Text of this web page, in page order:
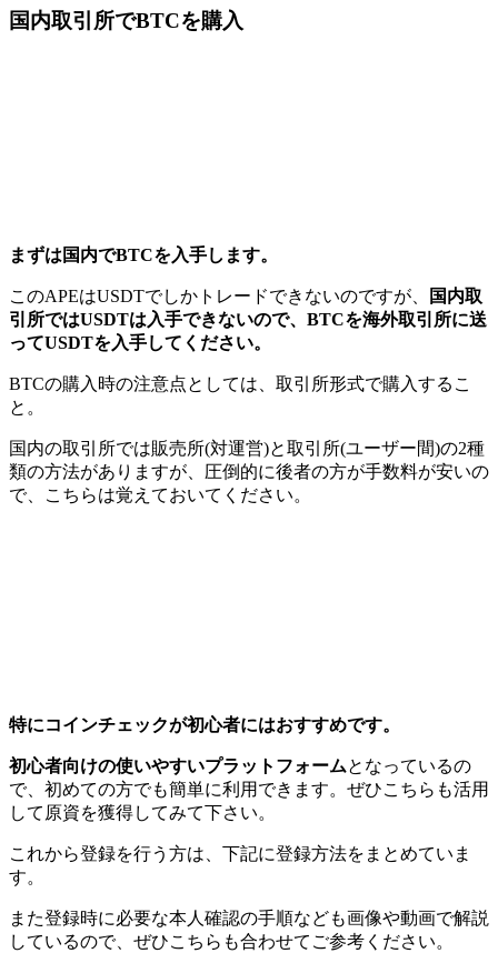
国内取引所でBTCを購入
まずは国内でBTCを入手します。
このAPEはUSDTでしかトレードできないのですが、
国内取
引所ではUSDTは入手できないので、BTCを海外取引所に送
ってUSDTを入手してください。
BTCの購入時の注意点としては、取引所形式で購入するこ
と。
国内の取引所では販売所(対運営)と取引所(ユーザー間)の2種
類の方法がありますが、圧倒的に後者の方が手数料が安いの
で、こちらは覚えておいてください。
特にコインチェックが初心者にはおすすめです。
初心者向けの使いやすいプラットフォームとなっているの
で、初めての方でも簡単に利用できます。ぜひこちらも活用
して原資を獲得してみて下さい。
これから登録を行う方は、下記に登録方法をまとめていま
す。
また登録時に必要な本人確認の手順なども画像や動画で解説
しているので、ぜひこちらも合わせてご参考ください。